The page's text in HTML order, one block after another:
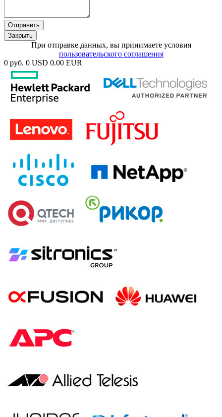
Отправить
Закрыть
При отправке данных, вы принимаете условия
пользовательского соглашения
0 руб. 0 USD 0.00 EUR